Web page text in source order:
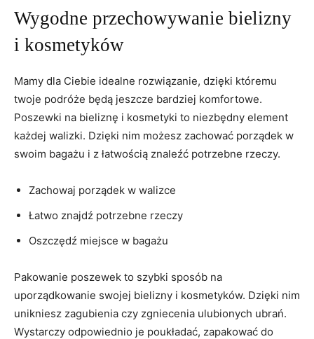
Wygodne przechowywanie bielizny
i ‍kosmetyków
Mamy dla ⁣Ciebie idealne rozwiązanie, dzięki⁣ któremu
twoje podróże będą jeszcze ‌bardziej‍ komfortowe.
Poszewki na bieliznę i kosmetyki to niezbędny element
każdej walizki. Dzięki nim możesz ⁣zachować porządek w
swoim bagażu i z łatwością znaleźć potrzebne rzeczy.
Zachowaj porządek w walizce
Łatwo znajdź ⁤potrzebne rzeczy
Oszczędź miejsce w bagażu
Pakowanie ⁤poszewek to szybki sposób na
uporządkowanie swojej bielizny i kosmetyków. Dzięki nim
unikniesz zagubienia czy‌ zgniecenia ulubionych ubrań.
Wystarczy odpowiednio je poukładać, zapakować do